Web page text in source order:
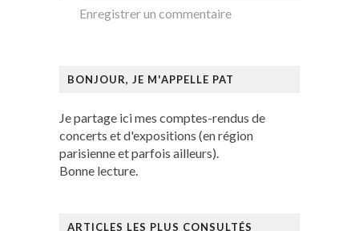
Enregistrer un commentaire
BONJOUR, JE M'APPELLE PAT
Je partage ici mes comptes-rendus de
concerts et d'expositions (en région
parisienne et parfois ailleurs).
Bonne lecture.
ARTICLES LES PLUS CONSULTÉS